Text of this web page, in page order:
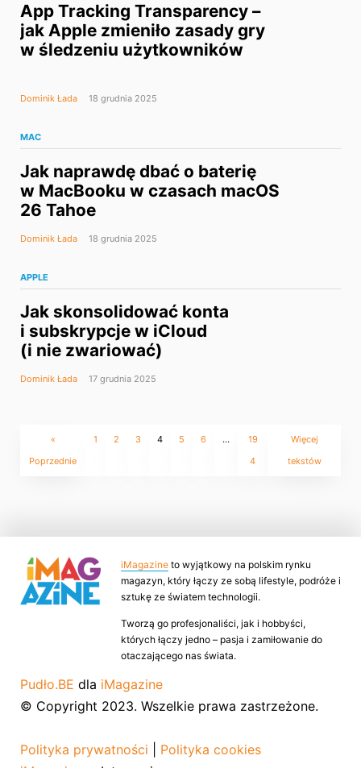
App Tracking Transparency –
jak Apple zmieniło zasady gry
w śledzeniu użytkowników
Dominik Łada 18 grudnia 2025
MAC
Jak naprawdę dbać o baterię
w MacBooku w czasach macOS
26 Tahoe
Dominik Łada 18 grudnia 2025
APPLE
Jak skonsolidować konta
i subskrypcje w iCloud
(i nie zwariować)
Dominik Łada 17 grudnia 2025
«
Poprzednie
1 2 3 4 5 6 …
19
4
Więcej
tekstów
iMagazine to wyjątkowy na polskim rynku
magazyn, który łączy ze sobą lifestyle, podróże i
sztukę ze światem technologii.
Tworzą go profesjonaliści, jak i hobbyści,
których łączy jedno – pasja i zamiłowanie do
otaczającego nas świata.
Pudło.BE dla iMagazine
© Copyright 2023. Wszelkie prawa zastrzeżone.
Polityka prywatności
Polityka cookies